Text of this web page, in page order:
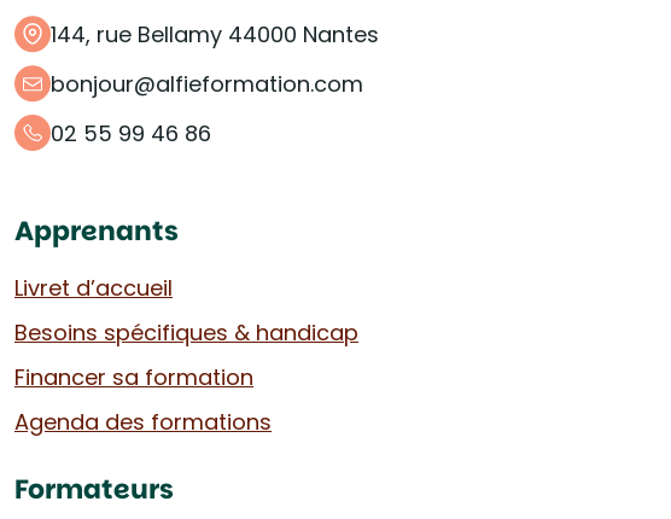
144, rue Bellamy 44000 Nantes
bonjour@alfieformation.com
02 55 99 46 86
Apprenants
Livret d’accueil
Besoins spécifiques & handicap
Financer sa formation
Agenda des formations
Formateurs